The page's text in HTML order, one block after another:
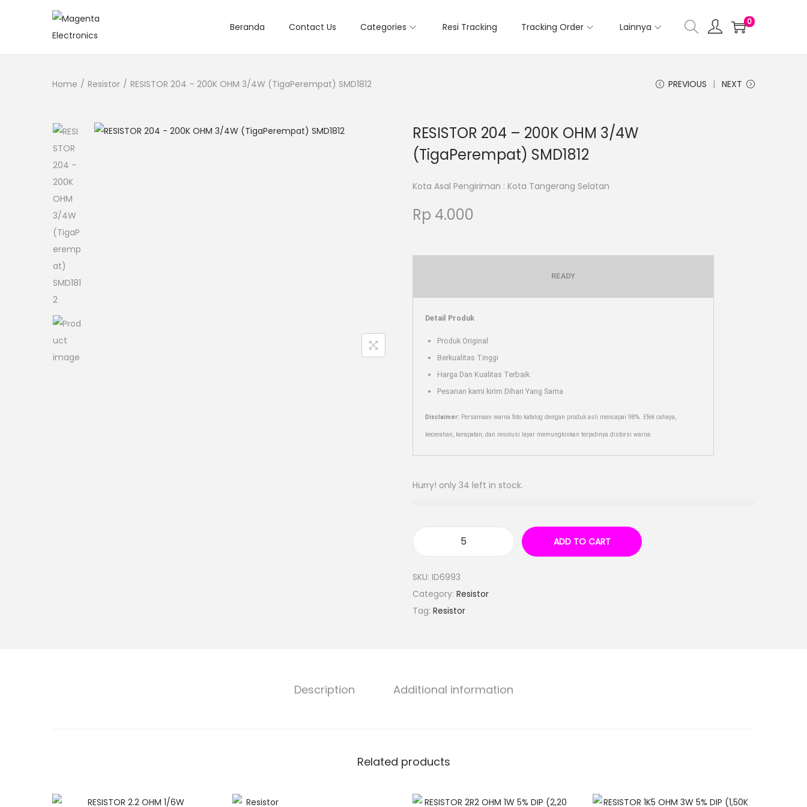
Beranda Contact Us Categories Resi Tracking Tracking Order Lainnya 0
Home / Resistor / RESISTOR 204 – 200K OHM 3/4W (TigaPerempat) SMD1812 PREVIOUS NEXT
RESISTOR 204 – 200K OHM 3/4W
(TigaPerempat) SMD1812
Kota Asal Pengiriman : Kota Tangerang Selatan
Rp 4.000
READY
Detail Produk
Produk Original
Berkualitas Tinggi
Harga Dan Kualitas Terbaik
Pesanan kami kirim Dihari Yang Sama
Disclaimer: Persamaan warna foto katalog dengan produk asli mencapai 98%. Efek cahaya,
kecerahan, kerapatan, dan resolusi layar memungkinkan terjadinya distorsi warna.
Hurry! only 34 left in stock.
ADD TO CART
SKU: ID6993
Category: Resistor
Tag: Resistor
Description Additional information
Related products